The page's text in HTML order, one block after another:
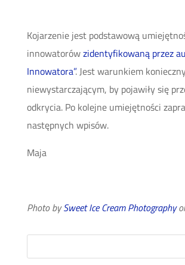
Kojarzenie jest podstawową
innowatorówzidentyfikowaną przez
Innowatora”. Jest warunkiem
niewystarczającym, by pojawiły się
odkrycia. Po kolejne umiejętności
następnych wpisów.
Maja
Photo bySweet Ice Cream Photography